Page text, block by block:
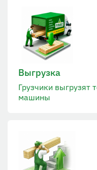
Выгрузка
Грузчики выгрузят
машины